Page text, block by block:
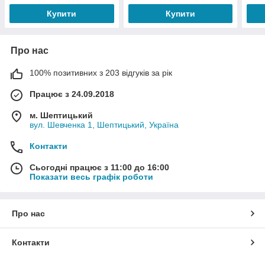
Купити Купити
Про нас
100% позитивних з 203 відгуків за рік
Працює з 24.09.2018
м. Шептицький
вул. Шевченка 1, Шептицький, Україна
Контакти
Сьогодні працює з 11:00 до 16:00
Показати весь графік роботи
Про нас
Контакти